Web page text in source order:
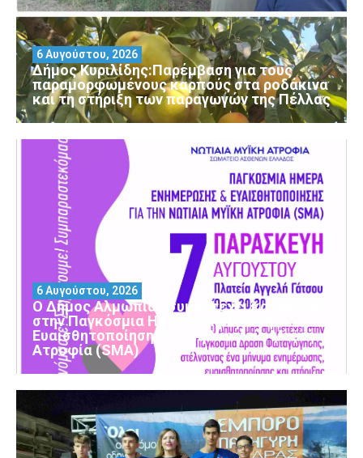
Δήμος Κυριλίδης:Παρέμβαση για τους
παραμορφωμένους καρπούς στα ροδάκινα
και τη στήριξη των παραγωγών της Πέλλας
6 Αυγούστου, 2026
Ο Δήμος Αλμωπίας συμμετέχει και φέτος
στην Παγκόσμια Ημέρα Ενημέρωσης και
Ευαισθητοποίησης για τη Νωτιαία Μυϊκή
Ατροφία (SMA)
6 Αυγούστου, 2026